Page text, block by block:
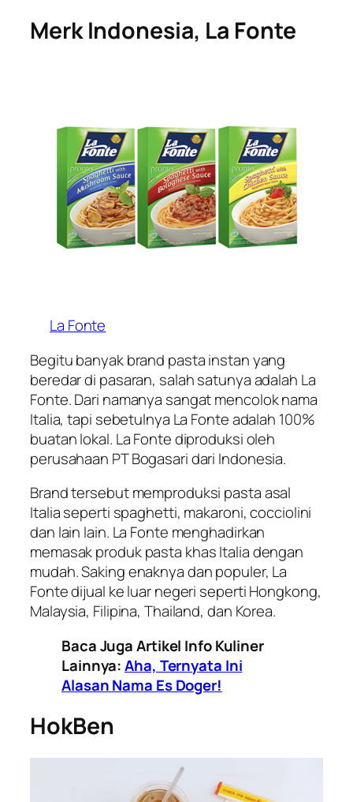
Merk Indonesia, La Fonte
La Fonte
Begitu banyak brand pasta instan yang
beredar di pasaran, salah satunya adalah La
Fonte. Dari namanya sangat mencolok nama
Italia, tapi sebetulnya La Fonte adalah 100%
buatan lokal. La Fonte diproduksi oleh
perusahaan PT Bogasari dari Indonesia.
Brand tersebut memproduksi pasta asal
Italia seperti spaghetti, makaroni, cocciolini
dan lain lain. La Fonte menghadirkan
memasak produk pasta khas Italia dengan
mudah. Saking enaknya dan populer, La
Fonte dijual ke luar negeri seperti Hongkong,
Malaysia, Filipina, Thailand, dan Korea.
Baca Juga Artikel Info Kuliner
Lainnya:Aha, Ternyata Ini
Alasan Nama Es Doger!
HokBen